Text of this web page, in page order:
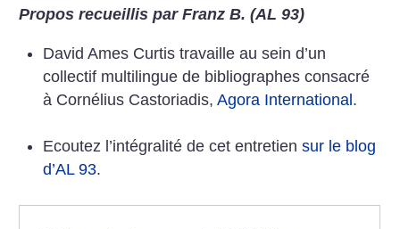
Propos recueillis par Franz B. (AL 93)
David Ames Curtis travaille au sein d’un
collectif multilingue de bibliographes consacré
à Cornélius Castoriadis, Agora International.
Ecoutez l’intégralité de cet entretien sur le blog
d’AL 93.